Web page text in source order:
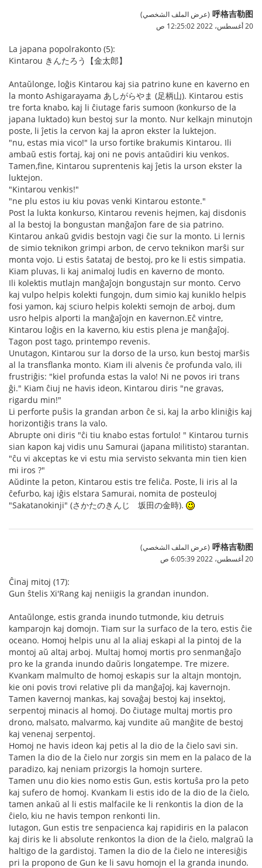
呼格吉勒图 (عرض الملف الشخصي)
20 أغسطس، 2022 12:25:02 ص
La japana popolrakonto (5):
Kintarou きんたろう【金太郎】
Antaŭlonge, loĝis Kintarou kaj sia patrino kune en kaverno en
la monto Ashigarayama あしがらやま (足柄山). Kintarou estis
tre forta knabo, kaj li ĉiutage faris sumoon (konkurso de la
japana luktado) kun bestoj sur la monto. Nur kelkajn minutojn
poste, li ĵetis la cervon kaj la apron ekster la luktejon.
"nu, estas mia vico!" la urso fortike brakumis Kintarou. Ili
ambaŭ estis fortaj, kaj oni ne povis antaŭdiri kiu venkos.
Tamen,fine, Kintarou suprentenis kaj ĵetis la urson ekster la
luktejon.
"Kintarou venkis!"
"ne plu estos iu kiu povas venki Kintarou estonte."
Post la lukta konkurso, Kintarou revenis hejmen, kaj disdonis
al la bestoj la bongustan manĝaĵon fare de sia patrino.
Kintarou ankaŭ gvidis bestojn vagi ĉie sur la monto. Li lernis
de simio teknikon grimpi arbon, de cervo teknikon marŝi sur
monta vojo. Li estis ŝatataj de bestoj, pro ke li estis simpatia.
Kiam pluvas, li kaj animaloj ludis en kaverno de monto.
Ili kolektis mutlajn manĝaĵojn bongustajn sur monto. Cervo
kaj vulpo helpis kolekti fungojn, dum simio kaj kuniklo helpis
fosi yamon, kaj sciuro helpis kolekti semojn de arboj, dum
usro helpis alporti la manĝaĵojn en kavernon.Eĉ vintre,
Kintarou loĝis en la kaverno, kiu estis plena je manĝaĵoj.
Tagon post tago, printempo revenis.
Unutagon, Kintarou sur la dorso de la urso, kun bestoj marŝis
al la transflanka monto. Kiam ili alvenis ĉe profunda valo, ili
frustriĝis: "kiel profunda estas la valo! Ni ne povos iri trans
ĝi." Kiam ĉiuj ne havis ideon, Kintarou diris "ne gravas,
rigardu min!"
Li perforte puŝis la grandan arbon ĉe si, kaj la arbo kliniĝis kaj
horizontiĝis trans la valo.
Abrupte oni diris "ĉi tiu knabo estas fortulo! " Kintarou turnis
sian kapon kaj vidis unu Samurai (japana militisto) starantan.
"ĉu vi akceptas ke vi estu mia servisto sekvanta min tien kien
mi iros ?"
Aŭdinte la peton, Kintarou estis tre feliĉa. Poste, li iris al la
ĉefurbo, kaj iĝis elstara Samurai, nomita de posteuloj
"Sakatanokinji" (さかたのきんじ 坂田の金時).
呼格吉勒图 (عرض الملف الشخصي)
20 أغسطس، 2022 6:05:39 ص
Ĉinaj mitoj (17):
Gun ŝtelis Xi'Rang kaj neniigis la grandan inundon.
Antaŭlonge, estis granda inundo tutmonde, kiu detruis
kamparojn kaj domojn. Tiam sur la surfaco de la tero, estis ĉie
oceano. Homoj helpis unu al la aliaj eskapi al la pintoj de la
montoj aŭ altaj arboj. Multaj homoj mortis pro senmanĝaĵo
pro ke la granda inundo daŭris longatempe. Tre mizere.
Kvankam malmulto de homoj eskapis sur la altajn montojn,
kie oni povis trovi relative pli da manĝaĵoj, kaj kavernojn.
Tamen kavernoj mankas, kaj sovaĝaj bestoj kaj insektoj,
serpentoj minacis al homoj. Do ĉiutage multaj mortis pro
drono, malsato, malvarmo, kaj vundite aŭ manĝite de bestoj
kaj venenaj serpentoj.
Homoj ne havis ideon kaj petis al la dio de la ĉielo savi sin.
Tamen la dio de la ĉielo nur zorgis sin mem en la palaco de la
paradizo, kaj neniam prizorgis la homojn surtere.
Tamen unu dio kies nomo estis Gun, estis kortuŝa pro la peto
kaj sufero de homoj. Kvankam li estis ido de la dio de la ĉielo,
tamen ankaŭ al li estis malfacile ke li renkontis la dion de la
ĉielo, kiu ne havis tempon renkonti lin.
Iutagon, Gun estis tre senpacienca kaj rapidiris en la palacon
kaj diris ke li absolute renkontos la dion de la ĉielo, malgraŭ la
haltigo de la gardistoj. Tamen la dio de la ĉielo ne interesiĝis
pri la propono de Gun ke li savu homojn el la granda inundo.